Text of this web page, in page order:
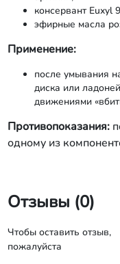
консервант Euxyl
эфирные масла
Применение:
после умывания
диска или
движениями
Противопоказания:
одному из
Отзывы (0)
Чтобы оставить отзыв,
пожалуйста